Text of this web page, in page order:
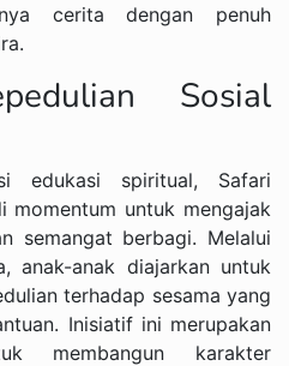
cerita dengan penuh
Sosial
edukasi spiritual, Safari
momentum untuk mengajak
semangat berbagi. Melalui
anak-anak diajarkan untuk
terhadap sesama yang
Inisiatif ini merupakan
membangun karakter